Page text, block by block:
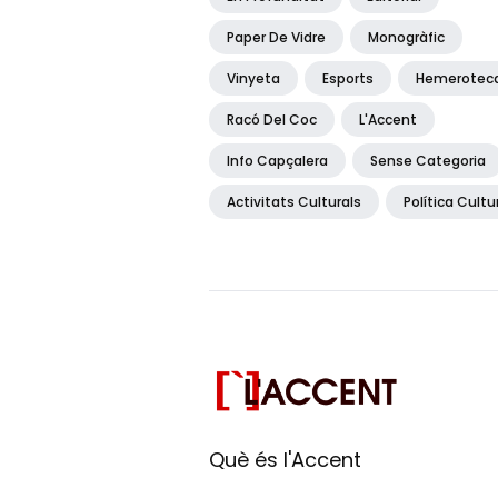
Paper De Vidre Monogràfic
Vinyeta Esports
Racó Del Coc L'Accent
Info Capçalera Sense Categoria
Activitats Culturals Política
Què és l'Accent